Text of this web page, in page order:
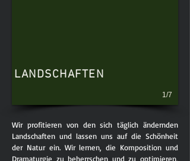
1/7
LANDSCHAFTEN
Wir profitieren von den sich täglich ändernden
Landschaften und lassen uns auf die Schönheit
der Natur ein. Wir lernen, die Komposition und
Dramaturgie zu beherrschen und zu optimieren,